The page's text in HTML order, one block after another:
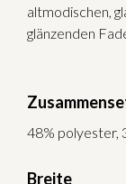
altmodischen,
glänzenden
48% polyester,
Breite